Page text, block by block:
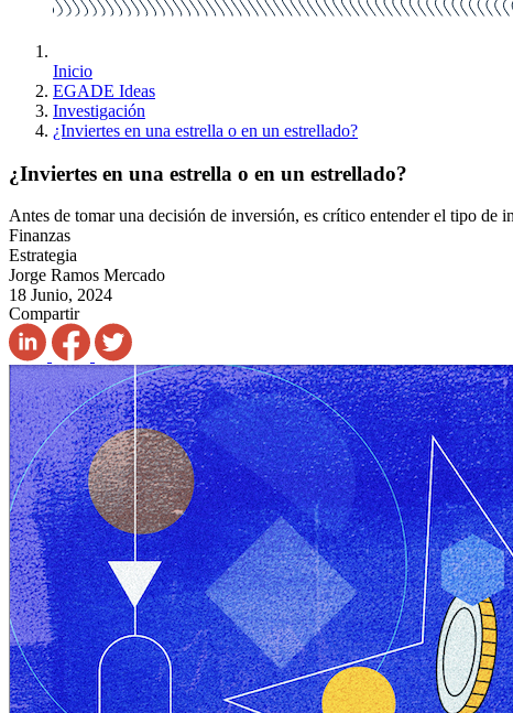
Inicio
EGADE Ideas
Investigación
¿Inviertes en una estrella o en un estrellado?
¿Inviertes en una estrella o en un estrellado?
Antes de tomar una decisión de inversión, es crítico entender el tipo de
Finanzas
Estrategia
Jorge Ramos Mercado
18 Junio, 2024
Compartir